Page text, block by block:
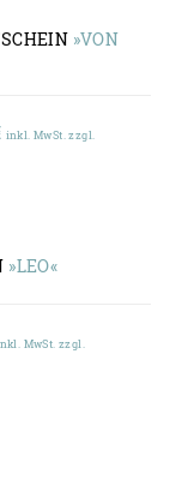
»VON
Preisspanne:
inkl. MwSt. zzgl.
»LEO«
MwSt. zzgl.